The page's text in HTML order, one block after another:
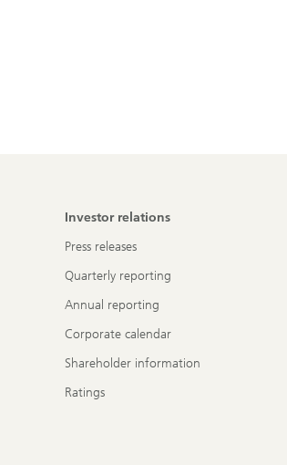
Investor relations
Press releases
Quarterly reporting
Annual reporting
Corporate calendar
Shareholder information
Ratings